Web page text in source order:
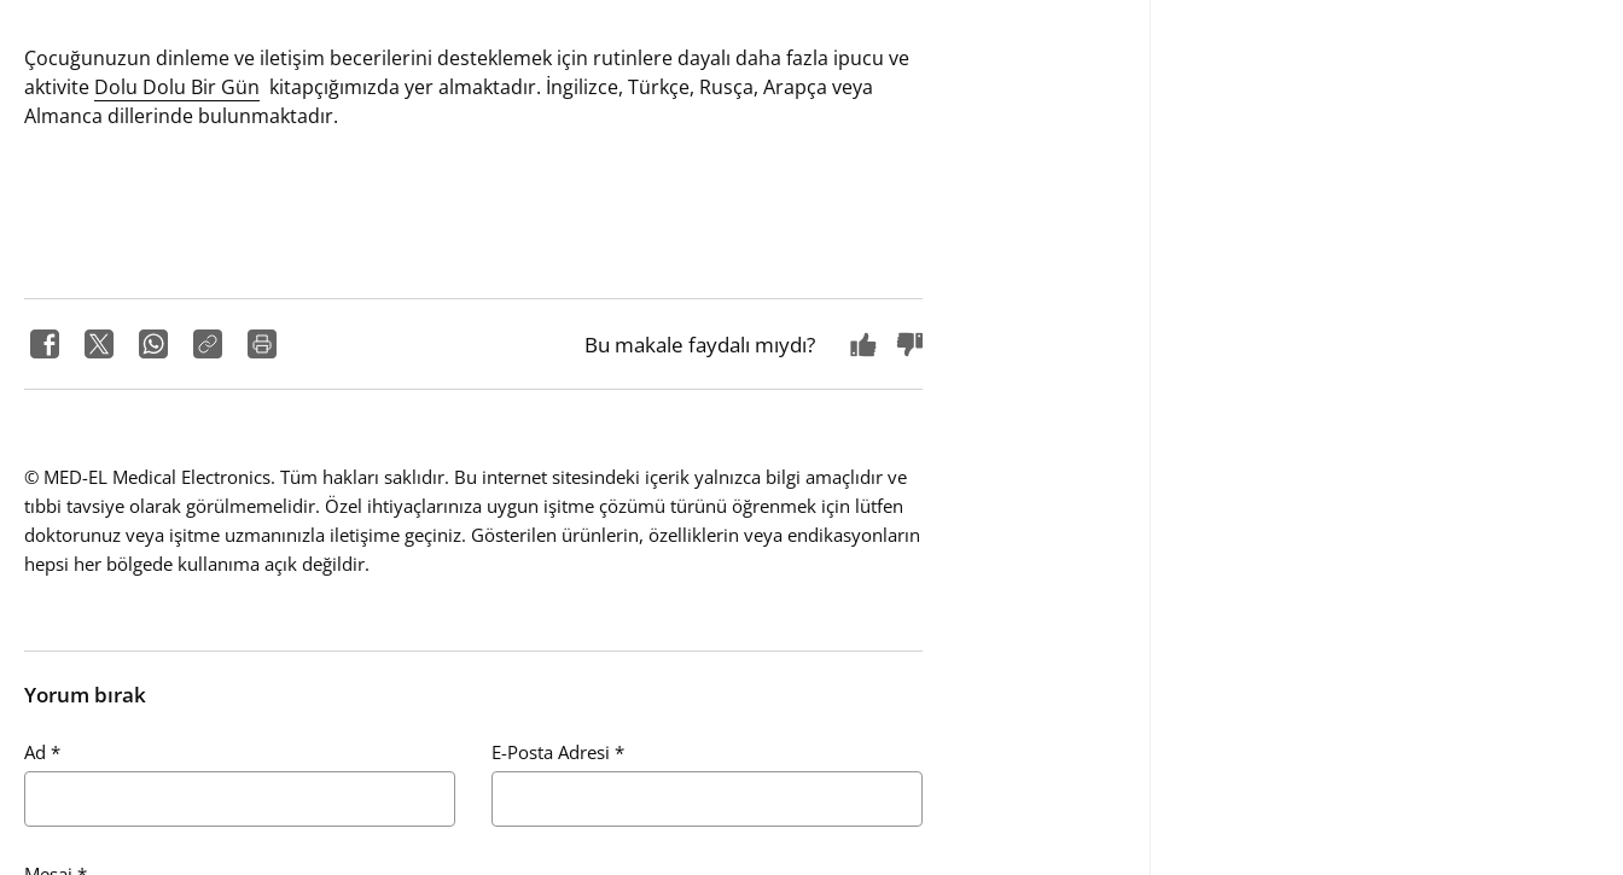
Çocuğunuzun dinleme ve iletişim becerilerini desteklemek için rutinlere dayalı daha fazla ipucu ve
aktivite Dolu Dolu Bir Gün kitapçığımızda yer almaktadır. İngilizce, Türkçe, Rusça, Arapça veya
Almanca dillerinde bulunmaktadır.
Bu makale faydalı mıydı?
© MED-EL Medical Electronics. Tüm hakları saklıdır. Bu internet sitesindeki içerik yalnızca bilgi amaçlıdır ve
tıbbi tavsiye olarak görülmemelidir. Özel ihtiyaçlarınıza uygun işitme çözümü türünü öğrenmek için lütfen
doktorunuz veya işitme uzmanınızla iletişime geçiniz. Gösterilen ürünlerin, özelliklerin veya endikasyonların
hepsi her bölgede kullanıma açık değildir.
Yorum bırak
Ad * E-Posta Adresi *